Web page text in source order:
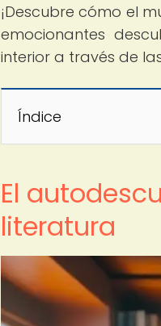
¡Descubre cómo el
emocionantes
interior a través de
Índice
El
literatura